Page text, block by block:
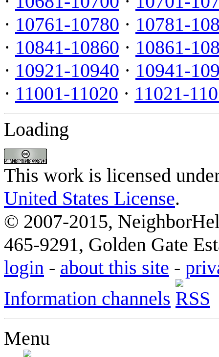
· 10761-10780 · 10781-
· 10841-10860 · 10861-
· 10921-10940 · 10941-
· 11001-11020 · 11021-
Loading
This work is licensed
United States License.
© 2007-2015,
465-9291, Golden Gate
login - about this site -
Information channels
Menu